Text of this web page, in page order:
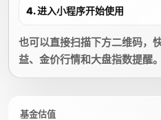
4. 进入小程序开始使用
也可以直接扫描下方二维码，
益、金价行情和大盘指数提醒。
基金估值